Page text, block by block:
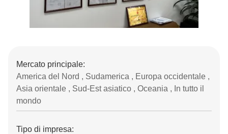
Mercato principale:
America del Nord , Sudamerica , Europa occidentale ,
Asia orientale , Sud-Est asiatico , Oceania , In tutto il
mondo
Tipo di impresa: